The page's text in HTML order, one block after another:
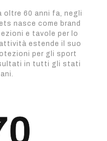
oltre 60 anni fa, negli
nasce come brand
e tavole per lo
estende il suo
per gli sport
in tutti gli stati